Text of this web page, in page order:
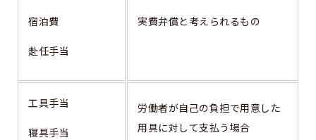
宿泊費
赴任手当
実費弁償と考えられるもの
工具手当
寝具手当
労働者が自己の負担で用意した
用具に対して支払う場合